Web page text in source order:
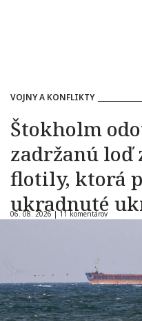
VOJNY A KONFLIKTY
Štokholm
zadržanú loď
flotily, ktorá
ukradnuté
06. 08. 2026 |11 komentárov